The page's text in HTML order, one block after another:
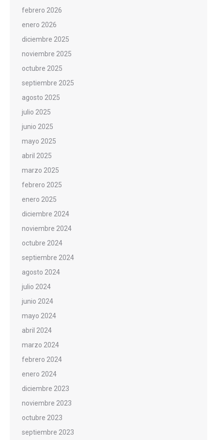
febrero 2026
enero 2026
diciembre 2025
noviembre 2025
octubre 2025
septiembre 2025
agosto 2025
julio 2025
junio 2025
mayo 2025
abril 2025
marzo 2025
febrero 2025
enero 2025
diciembre 2024
noviembre 2024
octubre 2024
septiembre 2024
agosto 2024
julio 2024
junio 2024
mayo 2024
abril 2024
marzo 2024
febrero 2024
enero 2024
diciembre 2023
noviembre 2023
octubre 2023
septiembre 2023